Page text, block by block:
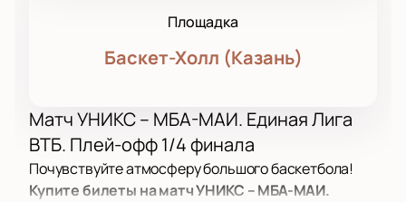
Площадка
Баскет-Холл (Казань)
Матч УНИКС – МБА-МАИ. Единая Лига
ВТБ. Плей-офф 1/4 финала
Почувствуйте атмосферу большого баскетбола!
Купите билеты на матч УНИКС – МБА-МАИ.